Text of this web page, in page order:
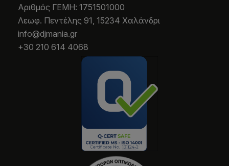
Aριθμός ΓΕΜΗ: 1751501000
Λεωφ. Πεντέλης 91, 15234 Χαλάνδρι
info@djmania.gr
+30 210 614 4068